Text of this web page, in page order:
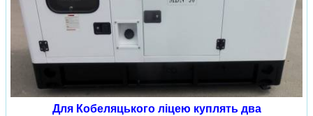
Для Кобеляцького ліцею куплять два